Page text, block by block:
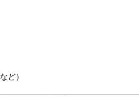
など）